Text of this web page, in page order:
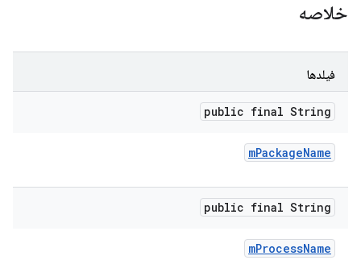
خلاصه
فیلدها
public final String
mPackageName
public final String
mProcessName